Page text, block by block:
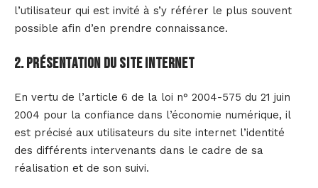
l’utilisateur qui est invité à s’y référer le plus souvent
possible afin d’en prendre connaissance.
2. Présentation du site internet
En vertu de l’article 6 de la loi n° 2004-575 du 21 juin
2004 pour la confiance dans l’économie numérique, il
est précisé aux utilisateurs du site internet l’identité
des différents intervenants dans le cadre de sa
réalisation et de son suivi.